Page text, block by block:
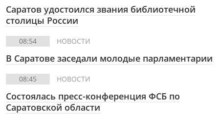
Саратов удостоился звания библиотечной
столицы России
08:54 НОВОСТИ
В Саратове заседали молодые парламентарии
08:45 НОВОСТИ
Состоялась пресс-конференция ФСБ по
Саратовской области